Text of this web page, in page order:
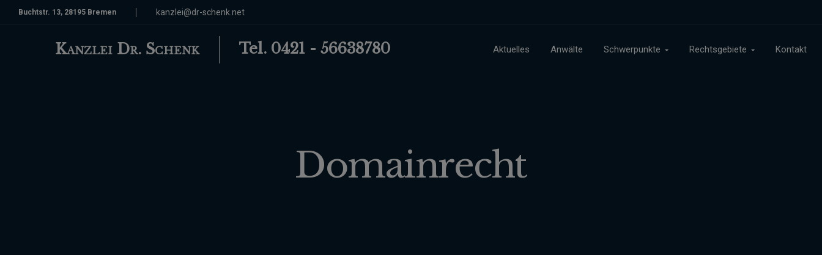
Buchtstr. 13, 28195 Bremen kanzlei@dr-schenk.net
Kanzlei Dr. Schenk Tel. 0421 - 56638780 Aktuelles Anwälte Schwerpunkte Rechtsgebiete Kontakt
Domainrecht